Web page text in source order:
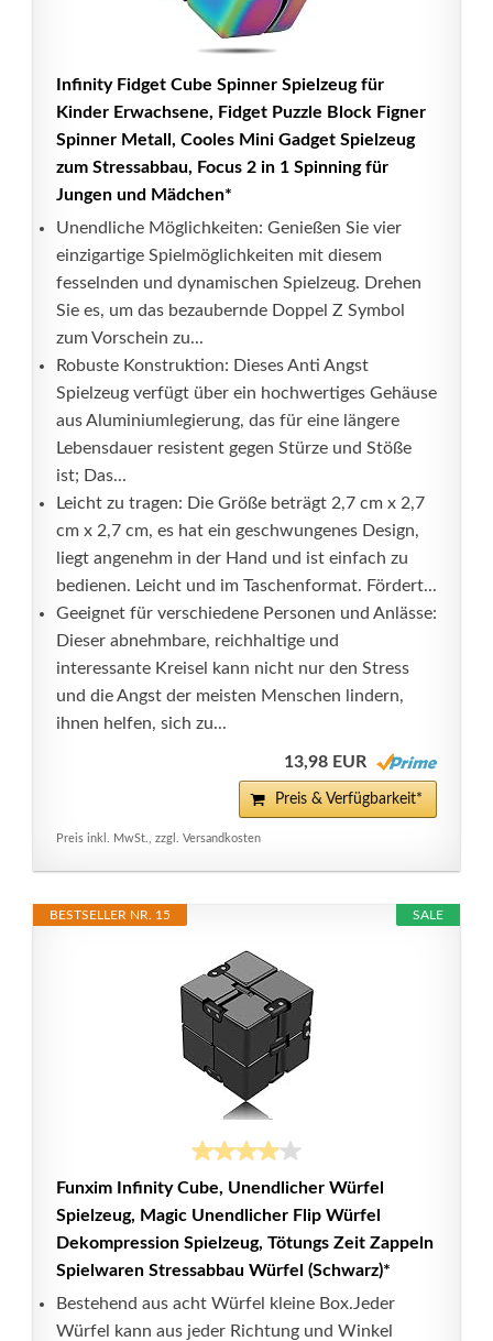
Infinity Fidget Cube Spinner Spielzeug für
Kinder Erwachsene, Fidget Puzzle Block Figner
Spinner Metall, Cooles Mini Gadget Spielzeug
zum Stressabbau, Focus 2 in 1 Spinning für
Jungen und Mädchen*
Unendliche Möglichkeiten: Genießen Sie vier
einzigartige Spielmöglichkeiten mit diesem
fesselnden und dynamischen Spielzeug. Drehen
Sie es, um das bezaubernde Doppel Z Symbol
zum Vorschein zu...
Robuste Konstruktion: Dieses Anti Angst
Spielzeug verfügt über ein hochwertiges Gehäuse
aus Aluminiumlegierung, das für eine längere
Lebensdauer resistent gegen Stürze und Stöße
ist; Das...
Leicht zu tragen: Die Größe beträgt 2,7 cm x 2,7
cm x 2,7 cm, es hat ein geschwungenes Design,
liegt angenehm in der Hand und ist einfach zu
bedienen. Leicht und im Taschenformat. Fördert...
Geeignet für verschiedene Personen und Anlässe:
Dieser abnehmbare, reichhaltige und
interessante Kreisel kann nicht nur den Stress
und die Angst der meisten Menschen lindern,
ihnen helfen, sich zu...
13,98 EUR
Preis & Verfügbarkeit*
Preis inkl. MwSt., zzgl. Versandkosten
SALE
BESTSELLER NR. 15
Funxim Infinity Cube, Unendlicher Würfel
Spielzeug, Magic Unendlicher Flip Würfel
Dekompression Spielzeug, Tötungs Zeit Zappeln
Spielwaren Stressabbau Würfel (Schwarz)*
Bestehend aus acht Würfel kleine Box.Jeder
Würfel kann aus jeder Richtung und Winkel